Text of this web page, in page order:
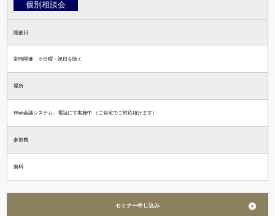
個別相談会
開催日
常時開催 ※日曜・祝日を除く
場所
Web会議システム、電話にて実施中 （ご自宅でご対応頂けます）
参加費
無料
セミナー申し込み